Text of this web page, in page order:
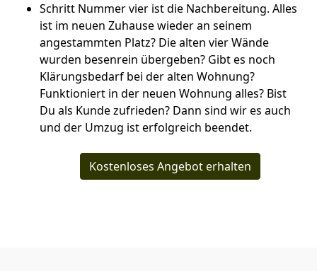
Schritt Nummer vier ist die Nachbereitung. Alles
ist im neuen Zuhause wieder an seinem
angestammten Platz? Die alten vier Wände
wurden besenrein übergeben? Gibt es noch
Klärungsbedarf bei der alten Wohnung?
Funktioniert in der neuen Wohnung alles? Bist
Du als Kunde zufrieden? Dann sind wir es auch
und der Umzug ist erfolgreich beendet.
Kostenloses Angebot erhalten